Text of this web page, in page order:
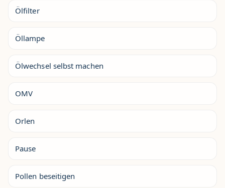
Ölfilter
Öllampe
Ölwechsel selbst machen
OMV
Orlen
Pause
Pollen beseitigen